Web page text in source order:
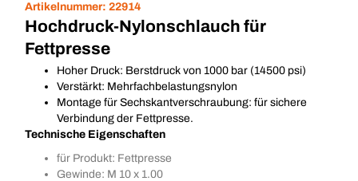
Artikelnummer: 22914
Hochdruck-Nylonschlauch für
Fettpresse
Hoher Druck: Berstdruck von 1000 bar (14500 psi)
Verstärkt: Mehrfachbelastungsnylon
Montage für Sechskantverschraubung: für sichere
Verbindung der Fettpresse.
Technische Eigenschaften
für Produkt: Fettpresse
Gewinde: M 10 x 1.00